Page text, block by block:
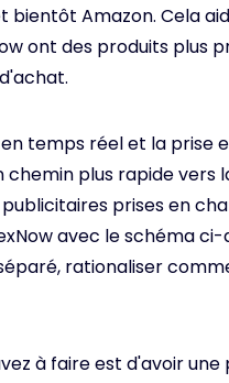
bientôt Amazon. Cela
ont des produits plus
temps réel et la prise
plus rapide vers
prises en
avec le schéma ci-
rationaliser
à faire est d'avoir